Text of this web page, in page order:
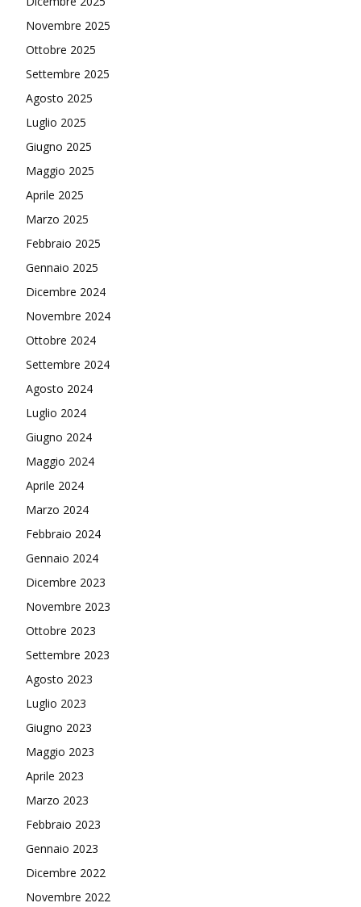
Novembre 2025
Ottobre 2025
Settembre 2025
Agosto 2025
Luglio 2025
Giugno 2025
Maggio 2025
Aprile 2025
Marzo 2025
Febbraio 2025
Gennaio 2025
Dicembre 2024
Novembre 2024
Ottobre 2024
Settembre 2024
Agosto 2024
Luglio 2024
Giugno 2024
Maggio 2024
Aprile 2024
Marzo 2024
Febbraio 2024
Gennaio 2024
Dicembre 2023
Novembre 2023
Ottobre 2023
Settembre 2023
Agosto 2023
Luglio 2023
Giugno 2023
Maggio 2023
Aprile 2023
Marzo 2023
Febbraio 2023
Gennaio 2023
Dicembre 2022
Novembre 2022